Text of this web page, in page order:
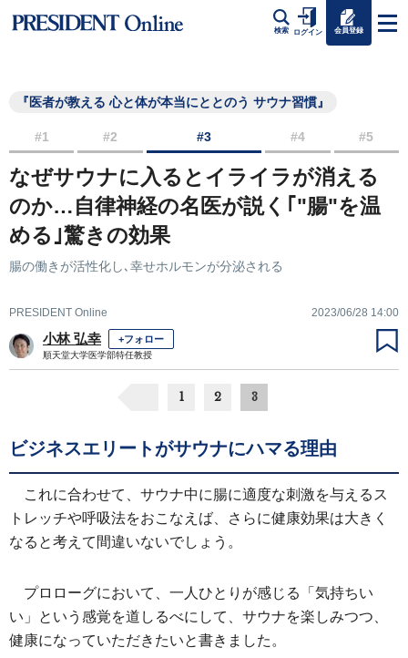
検索 ログイン 会員登録
『医者が教える 心と体が本当にととのう サウナ習慣』
#1 #2 #3 #4 #5
なぜサウナに入るとイライラが消える
のか…自律神経の名医が説く｢"腸"を温
める｣驚きの効果
腸の働きが活性化し､幸せホルモンが分泌される
PRESIDENT Online 2023/06/28 14:00
小林 弘幸 +フォロー
順天堂大学医学部特任教授
1 2 3
ビジネスエリートがサウナにハマる理由
これに合わせて、サウナ中に腸に適度な刺激を与えるス
トレッチや呼吸法をおこなえば、さらに健康効果は大きく
なると考えて間違いないでしょう。
プロローグにおいて、一人ひとりが感じる「気持ちい
い」という感覚を道しるべにして、サウナを楽しみつつ、
健康になっていただきたいと書きました。